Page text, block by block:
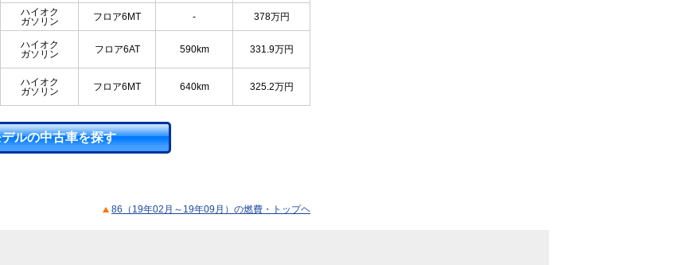
ハイオク
ガソリン
フロア6MT - 378万円
ハイオク
ガソリン
フロア6AT 590km 331.9万円
ハイオク
ガソリン
フロア6MT 640km 325.2万円
ルの中古車を探す
86（19年02月～19年09月）の燃費・トップヘ